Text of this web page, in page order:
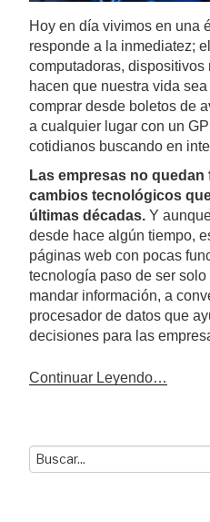
Hoy en día vivimos en una
responde a la inmediatez;
computadoras,
hacen que nuestra vida
comprar desde boletos de
a cualquier lugar con un
cotidianos buscando en
Las empresas no
cambios tecnológicos
últimas décadas. Y
desde hace algún tiempo,
páginas web con pocas
tecnología paso de ser
mandar información, a
procesador de datos que
decisiones para las
Continuar Leyendo…
Buscar
por: